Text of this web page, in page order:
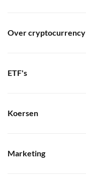
Over cryptocurrency
ETF's
Koersen
Marketing